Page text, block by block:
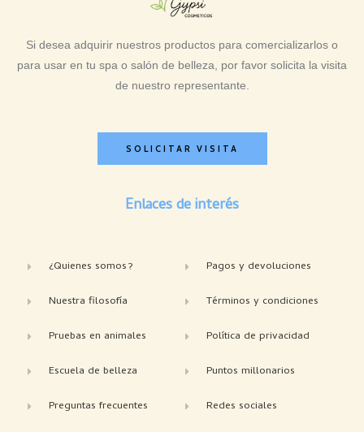
Si desea adquirir nuestros productos para comercializarlos o
para usar en tu spa o salón de belleza, por favor solicita la visita
de nuestro representante.
SOLICITAR VISITA
Enlaces de interés
¿Quienes somos?
Nuestra filosofía
Pruebas en animales
Escuela de belleza
Preguntas frecuentes
Pagos y devoluciones
Términos y condiciones
Política de privacidad
Puntos millonarios
Redes sociales